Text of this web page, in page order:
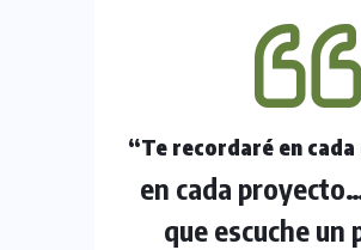
“Te recordaré en
en cada
que escuche un